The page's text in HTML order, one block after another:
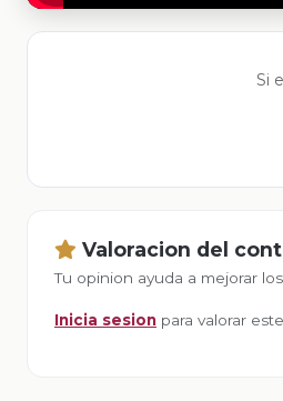
Si
Valoracion del
Tu opinion ayuda a mejorar
Inicia sesion para valorar